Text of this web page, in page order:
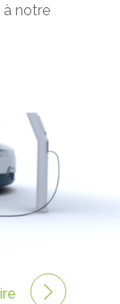
notre